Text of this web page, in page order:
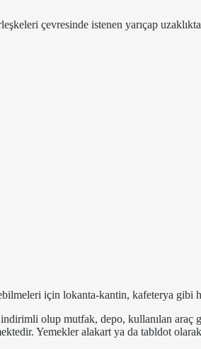
çevresinde istenen yarıçap
için lokanta-kantin, kafeterya gibi
olup mutfak, depo, kullanılan
Yemekler alakart ya da tabldot